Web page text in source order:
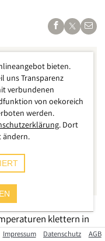
klettern in
auf über 35 Grad, die
Impressum Datenschutz AGB
bieten.
uns Transparenz
verbundenen
von oekoreich
werden.
. Dort
ändern.